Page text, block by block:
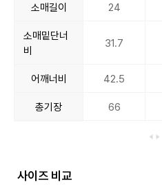
소매길이 24
소매밑단너
비
31.7
어깨너비 42.5
총기장 66
사이즈 비교